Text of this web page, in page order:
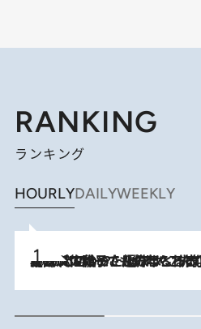
RANKING
ランキング
HOURLYDAILYWEEKLY
2026.8.5
【阿川佐和子さんの年とる力】なぜ70代で始めた趣味は“こんなに楽しい”のか？ ピアノ、俳句…スランプに陥っても続けられる“ある秘訣”とは